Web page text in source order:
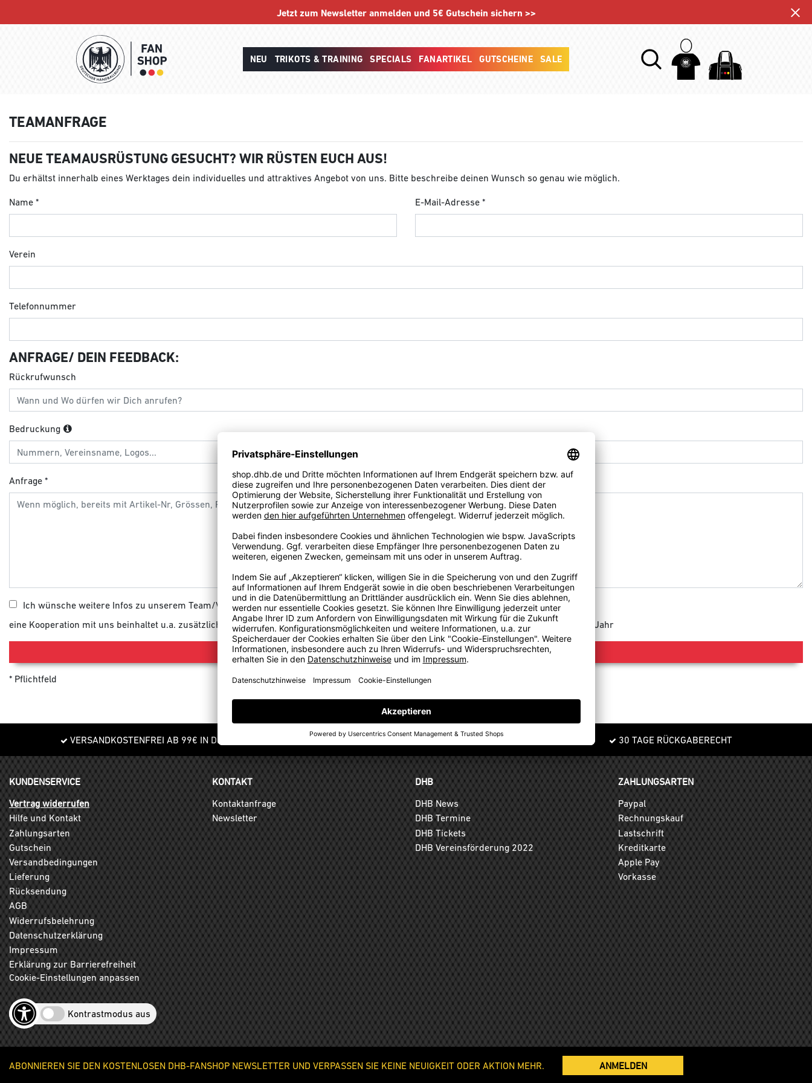
Jetzt zum Newsletter anmelden und 5€ Gutschein sichern >>
NEU TRIKOTS & TRAINING SPECIALS FANARTIKEL GUTSCHEINE SALE
TEAMANFRAGE
NEUE TEAMAUSRÜSTUNG GESUCHT? WIR RÜSTEN EUCH AUS!
Du erhältst innerhalb eines Werktages dein individuelles und attraktives Angebot von uns. Bitte beschreibe deinen Wunsch so genau wie möglich.
Name E-Mail-Adresse
Verein
Telefonnummer
ANFRAGE/ DEIN FEEDBACK:
Rückrufwunsch
Bedruckung
Anfrage
Ich wünsche weitere Infos zu unserem Team/Vereinskooperationskonzept
eine Kooperation mit uns beinhaltet u.a. zusätzliche Rabatte für alle Mitglieder des Kooperationspartners auch auf Einzelkäufe 365 Tage im Jahr
TEAMANFRAGE SENDEN
Pflichtfeld
VERSANDKOSTENFREI AB 99€ IN DE GELD-ZURÜCK-GARANTIE 30 TAGE RÜCKGABERECHT
KUNDENSERVICE
Vertrag widerrufen
Hilfe und Kontakt
Zahlungsarten
Gutschein
Versandbedingungen
Lieferung
Rücksendung
AGB
Widerrufsbelehrung
Datenschutzerklärung
Impressum
Erklärung zur Barrierefreiheit
Cookie-Einstellungen anpassen
Kontrastmodus aus
KONTAKT
Kontaktanfrage
Newsletter
DHB
DHB News
DHB Termine
DHB Tickets
DHB Vereinsförderung 2022
ZAHLUNGSARTEN
Paypal
Rechnungskauf
Lastschrift
Kreditkarte
Apple Pay
Vorkasse
ABONNIEREN SIE DEN KOSTENLOSEN DHB-FANSHOP NEWSLETTER UND VERPASSEN SIE KEINE NEUIGKEIT ODER AKTION MEHR. ANMELDEN